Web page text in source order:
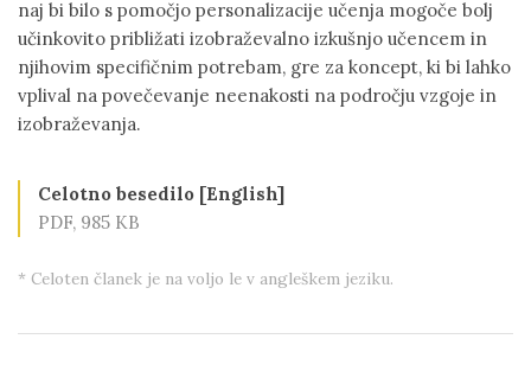
naj bi bilo s pomočjo personalizacije učenja mogoče bolj
učinkovito približati izobraževalno izkušnjo učencem in
njihovim specifičnim potrebam, gre za koncept, ki bi lahko
vplival na povečevanje neenakosti na področju vzgoje in
izobraževanja.
Celotno besedilo [English]
PDF, 985 KB
* Celoten članek je na voljo le v angleškem jeziku.